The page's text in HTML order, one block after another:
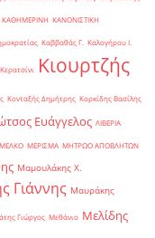
ΚΑΘΗΜΕΡΙΝΗ ΚΑΝΟΝΙΣΤΙΚΗ
Καββαθάς Γ. Καλογήρου Ι.
Κερατσίνι
Κιουρτζής
Κονταξής Δημήτρης Κορκίδης Βασίλης
Ευάγγελος ΛΙΒΕΡΙΑ
ΜΕΛΚΟ ΜΕΡΙΣΜΑ ΜΗΤΡΩΟ ΑΠΟΒΛΗΤΩΝ
Μαμουλάκης Χ.
Γιάννης Μαυράκης
Γιώργος Μεθάνιο Μελίδης